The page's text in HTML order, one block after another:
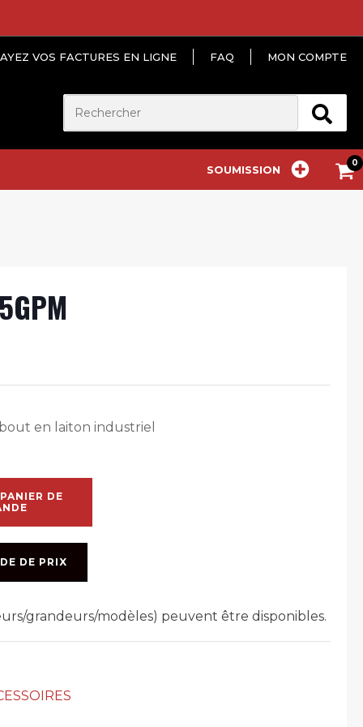
VOS FACTURES EN LIGNE FAQ MON COMPTE
SOUMISSION
en laiton industriel
DE
DE PRIX
grandeurs/modèles) peuvent être disponibles.